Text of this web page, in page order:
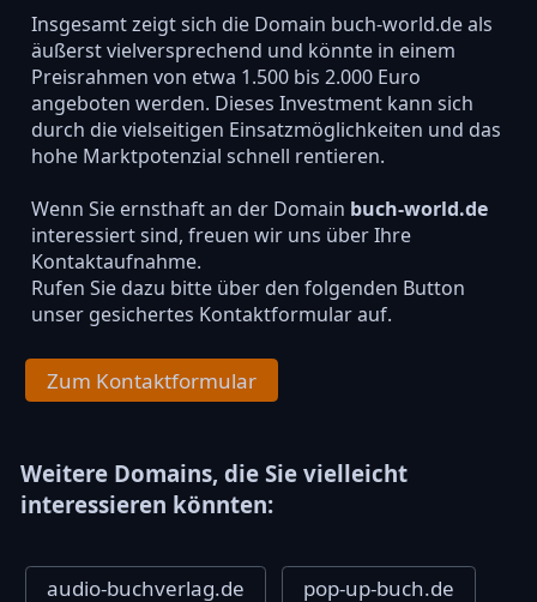
Insgesamt zeigt sich die Domain buch-world.de als
äußerst vielversprechend und könnte in einem
Preisrahmen von etwa 1.500 bis 2.000 Euro
angeboten werden. Dieses Investment kann sich
durch die vielseitigen Einsatzmöglichkeiten und das
hohe Marktpotenzial schnell rentieren.
Wenn Sie ernsthaft an der Domain buch-world.de
interessiert sind, freuen wir uns über Ihre
Kontaktaufnahme.
Rufen Sie dazu bitte über den folgenden Button
unser gesichertes Kontaktformular auf.
Zum Kontaktformular
Weitere Domains, die Sie vielleicht
interessieren könnten:
audio-buchverlag.de
pop-up-buch.de